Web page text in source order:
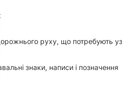
руху, що потребують
знаки, написи і позначення